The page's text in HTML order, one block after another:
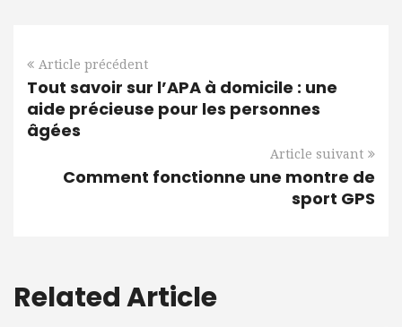
Article précédent
Tout savoir sur l’APA à domicile : une
aide précieuse pour les personnes
âgées
Article suivant
Comment fonctionne une montre de
sport GPS
Related Article